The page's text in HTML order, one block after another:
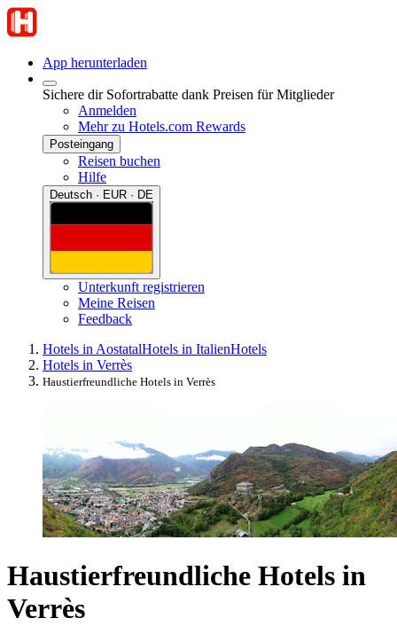
App herunterladen
Sichere dir Sofortrabatte dank Preisen für Mitglieder
Anmelden
Mehr zu Hotels.com Rewards
Posteingang
Reisen buchen
Hilfe
Deutsch · EUR · DE
Unterkunft registrieren
Meine Reisen
Feedback
Hotels in AostatalHotels in ItalienHotels
Hotels in Verrès
Haustierfreundliche Hotels in Verrès
Haustierfreundliche Hotels in
Verrès